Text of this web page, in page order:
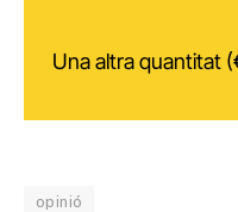
Una altra quantitat
opinió